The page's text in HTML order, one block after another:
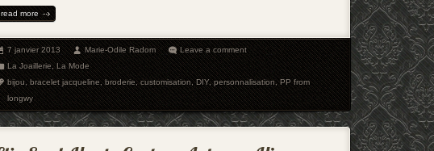
read more
7 janvier 2013 Marie-Odile Radom
Leave a comment
La Joaillerie,La Mode
bijou,bracelet jacqueline,broderie,customisation,DIY,personnalisation,PP from
longwy